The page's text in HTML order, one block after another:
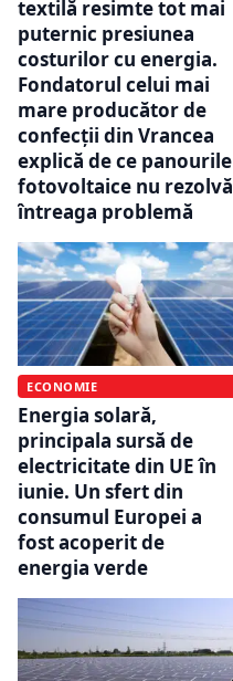
textilă resimte tot mai
puternic presiunea
costurilor cu energia.
Fondatorul celui mai
mare producător de
confecții din Vrancea
explică de ce panourile
fotovoltaice nu rezolvă
întreaga problemă
ECONOMIE
Energia solară,
principala sursă de
electricitate din UE în
iunie. Un sfert din
consumul Europei a
fost acoperit de
energia verde